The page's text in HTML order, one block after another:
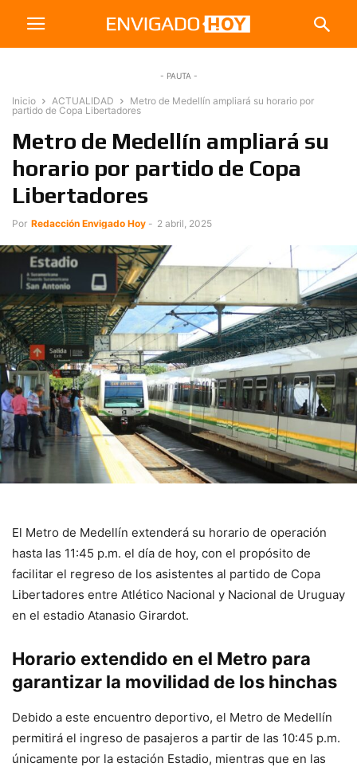
- PAUTA -
Inicio ACTUALIDAD
Metro de Medellín ampliará su horario por
partido de Copa Libertadores
Metro de Medellín ampliará su
horario por partido de Copa
Libertadores
Por Redacción Envigado Hoy - 2 abril, 2025
El Metro de Medellín extenderá su horario de operación
hasta las 11:45 p.m. el día de hoy, con el propósito de
facilitar el regreso de los asistentes al partido de Copa
Libertadores entre Atlético Nacional y Nacional de Uruguay
en el estadio Atanasio Girardot.
Horario extendido en el Metro para
garantizar la movilidad de los hinchas
Debido a este encuentro deportivo, el Metro de Medellín
permitirá el ingreso de pasajeros a partir de las 10:45 p.m.
únicamente por la estación Estadio, mientras que en las